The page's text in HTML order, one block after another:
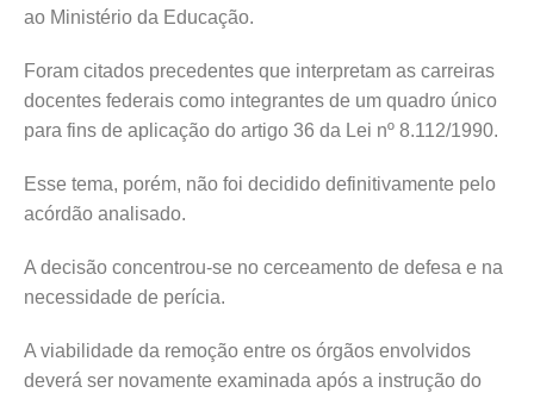
ao Ministério da Educação.
Foram citados precedentes que interpretam as carreiras
docentes federais como integrantes de um quadro único
para fins de aplicação do artigo 36 da Lei nº 8.112/1990.
Esse tema, porém, não foi decidido definitivamente pelo
acórdão analisado.
A decisão concentrou-se no cerceamento de defesa e na
necessidade de perícia.
A viabilidade da remoção entre os órgãos envolvidos
deverá ser novamente examinada após a instrução do